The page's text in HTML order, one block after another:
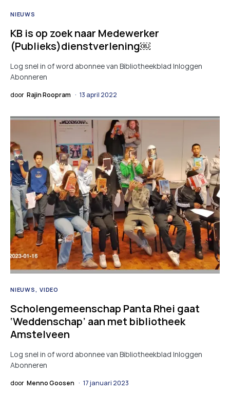
NIEUWS
KB is op zoek naar Medewerker
(Publieks)dienstverlening￼
Log snel in of word abonnee van Bibliotheekblad Inloggen
Abonneren
door Rajin Roopram 13 april 2022
NIEUWS VIDEO
Scholengemeenschap Panta Rhei gaat
‘Weddenschap’ aan met bibliotheek
Amstelveen
Log snel in of word abonnee van Bibliotheekblad Inloggen
Abonneren
door Menno Goosen 17 januari 2023